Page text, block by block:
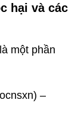
hại và các
một phần
–